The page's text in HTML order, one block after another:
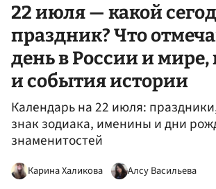
22 июля — какой
праздник? Что
день в России и
и события истории
Календарь на 22 июля:
знак зодиака, именины и дни
знаменитостей
Карина Халикова Алсу Васильева